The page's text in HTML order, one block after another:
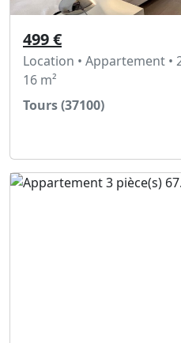
499 €
Location • Appartement •
16 m²
Tours (37100)